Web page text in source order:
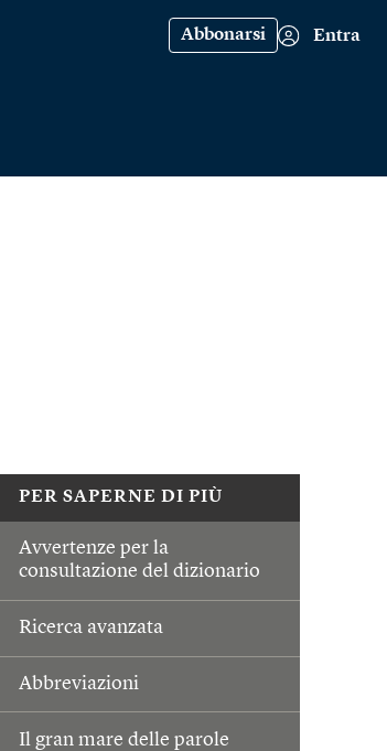
Abbonarsi Entra
PER SAPERNE DI PIÙ
Avvertenze per la
consultazione del dizionario
Ricerca avanzata
Abbreviazioni
Il gran mare delle parole